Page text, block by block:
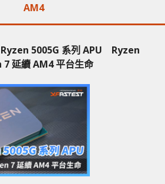
AM4
5005G 系列 APU Ryzen
延續 AM4 平台生命